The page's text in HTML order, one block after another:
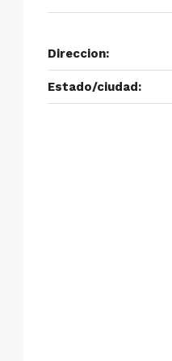
Direccion:
Estado/ciudad: